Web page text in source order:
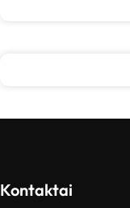
Kontaktai